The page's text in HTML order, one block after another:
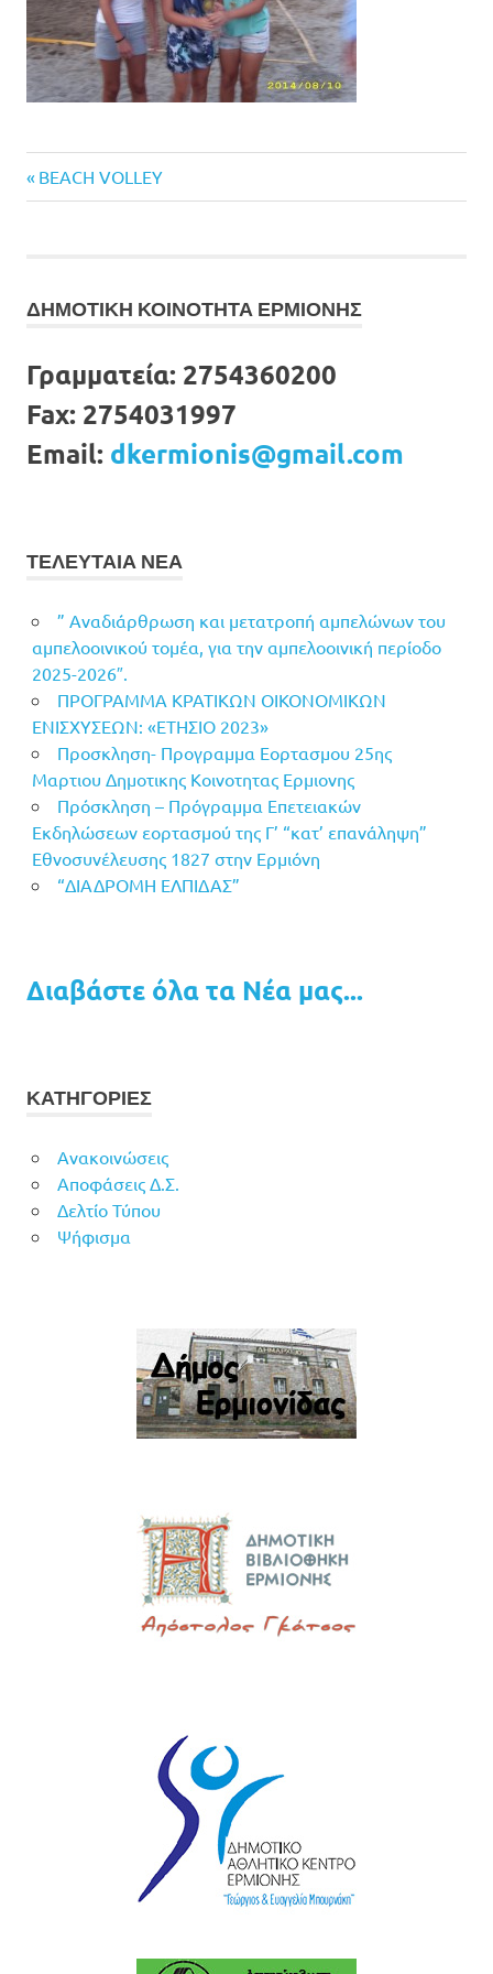
Πλοήγηση
Previous
Post:
BEACH VOLLEY
ΔΗΜΟΤΙΚΗ ΚΟΙΝΟΤΗΤΑ ΕΡΜΙΟΝΗΣ
Γραμματεία: 2754360200
Fax: 2754031997
Email: dkermionis@gmail.com
ΤΕΛΕΥΤΑΙΑ ΝΕΑ
” Αναδιάρθρωση και μετατροπή αμπελώνων του
αμπελοοινικού τομέα, για την αμπελοοινική περίοδο
2025-2026″.
ΠΡΟΓΡΑΜΜΑ ΚΡΑΤΙΚΩΝ ΟΙΚΟΝΟΜΙΚΩΝ
ΕΝΙΣΧΥΣΕΩΝ: «ΕΤΗΣΙΟ 2023»
Προσκληση- Προγραμμα Εορτασμου 25ης
Μαρτιου Δημοτικης Κοινοτητας Ερμιονης
Πρόσκληση – Πρόγραμμα Επετειακών
Εκδηλώσεων εορτασμού της Γ’ “κατ’ επανάληψη”
Εθνοσυνέλευσης 1827 στην Ερμιόνη
“ΔΙΑΔΡΟΜΗ ΕΛΠΙΔΑΣ”
Διαβάστε όλα τα Νέα μας...
ΚΑΤΗΓΟΡΙΕΣ
Ανακοινώσεις
Αποφάσεις Δ.Σ.
Δελτίο Τύπου
Ψήφισμα